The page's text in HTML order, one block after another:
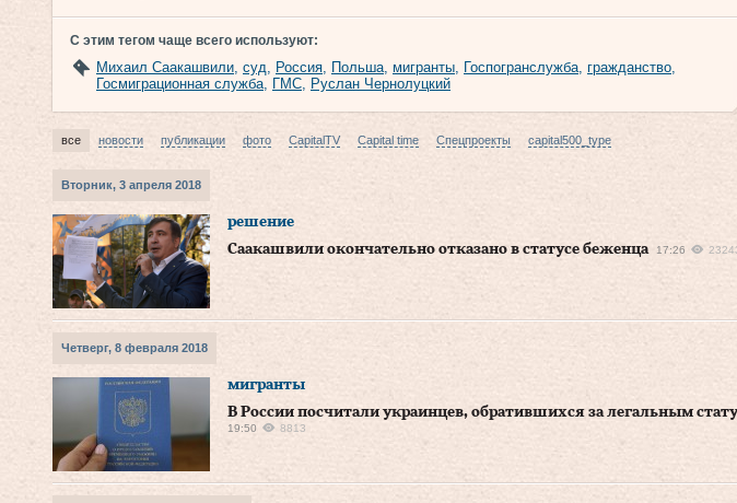
С этим тегом чаще всего используют:
Михаил Саакашвили, суд, Россия, Польша, мигранты, Госпогранслужба, гражданство,
Госмиграционная служба, ГМС, Руслан Чернолуцкий
все новости публикации фото CapitalTV Capital time Спецпроекты capital500_type
Вторник, 3 апреля 2018
решение
Саакашвили окончательно отказано в статусе беженца
17:26
Четверг, 8 февраля 2018
мигранты
В России посчитали украинцев, обратившихся за легальным
19:50 8813